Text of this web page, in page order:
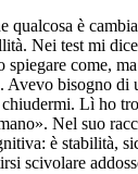
qualcosa è
Nei test mi
spiegare come,
Avevo bisogno
Lì ho
Nel suo
è stabilità,
scivolare